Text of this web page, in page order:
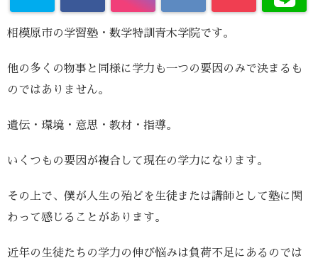
相模原市の学習塾・数学特訓青木学院です。
他の多くの物事と同様に学力も一つの要因のみで決まるも
のではありません。
遺伝・環境・意思・教材・指導。
いくつもの要因が複合して現在の学力になります。
その上で、僕が人生の殆どを生徒または講師として塾に関
わって感じることがあります。
近年の生徒たちの学力の伸び悩みは負荷不足にあるのでは